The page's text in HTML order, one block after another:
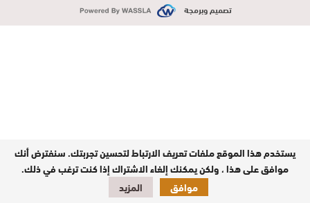
تصميم وبرمجة
يستخدم هذا الموقع ملفات تعريف الارتباط لتحسين تجربتك. سنفترض أنك
موافق على هذا ، ولكن يمكنك إلغاء الاشتراك إذا كنت ترغب في ذلك.
موافق
المزيد